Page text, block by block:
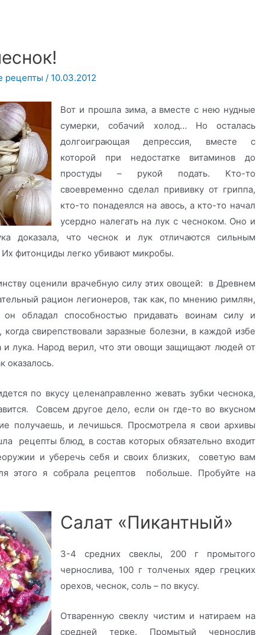
рецепты / 10.03.2012
Вот и прошла зима, а вместе с нею нудные
сумерки, собачий холод… Но осталась
долгоиграющая депрессия, вместе с
которой при недостатке витаминов до
простуды – рукой подать. Кто-то
своевременно сделал прививку от гриппа,
кто-то понадеялся на авось, а кто-то начал
усердно налегать на лук с чесноком. Оно и
доказала, что чеснок и лук отличаются сильным
фитонциды легко убивают микробы.
оценили врачебную силу этих овощей: в Древнем
рацион легионеров, так как, по мнению римлян,
обладал способностью придавать воинам силу и
свирепствовали заразные болезни, в каждой избе
и лука. Народ верил, что эти овощи защищают людей от
оказалось.
по вкусу целенаправленно жевать зубки чеснока,
Совсем другое дело, если он где-то во вкусном
получаешь, и лечишься. Просмотрела я свои архивы
рецепты блюд, в состав которых обязательно входит
и уберечь себя и своих близких, советую вам
этого я собрала рецептов побольше. Пробуйте на
Салат «Пикантный»
3-4 средних свеклы, 200 г промытого
чернослива, 100 г толченых ядер грецких
орехов, чеснок, соль – по вкусу.
Отваренную свеклу чистим и натираем на
средней терке. Промытый чернослив